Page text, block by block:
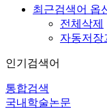
최근검색어 옵
전체삭제
자동저장
인기검색어
통합검색
국내학술논문